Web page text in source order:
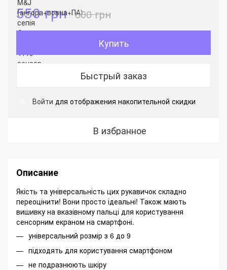
550 грн 600 грн
Купить
Быстрый заказ
Войти для отображения накопительной скидки
В избранное
Описание
Якість та універсальність цих рукавичок складно
переоцінити! Вони просто ідеальні! Також мають
вишивку на вказівному пальці для користування
сенсорним екраном на смартфоні.
універсальний розмір з 6 до 9
підходять для користування смартфоном
не подразнюють шкіру